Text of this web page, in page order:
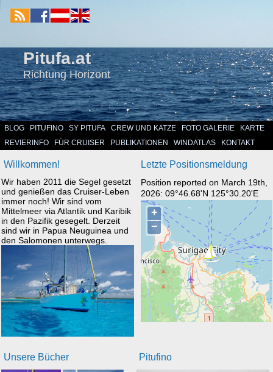
Pitufa.at
Richtung Horizont
BLOG PITUFINO SY PITUFA CREW UND KATZE FOTO GALERIE
KARTE
REVIERINFO
FÜR CRUISER PUBLIKATIONEN WINDATLAS KONTAKT
Willkommen!
Wir haben 2011 die Segel gesetzt
und genießen das Cruiser-Leben
immer noch! Wir sind vom
Mittelmeer via Atlantik und Karibik
in den Pazifik gesegelt. Derzeit
sind wir in Papua Neuguinea und
den Salomonen unterwegs.
Letzte Positionsmeldung
Position reported on March 19th,
2026: 09°46.68'N 125°30.20'E
Unsere Bücher Pitufino